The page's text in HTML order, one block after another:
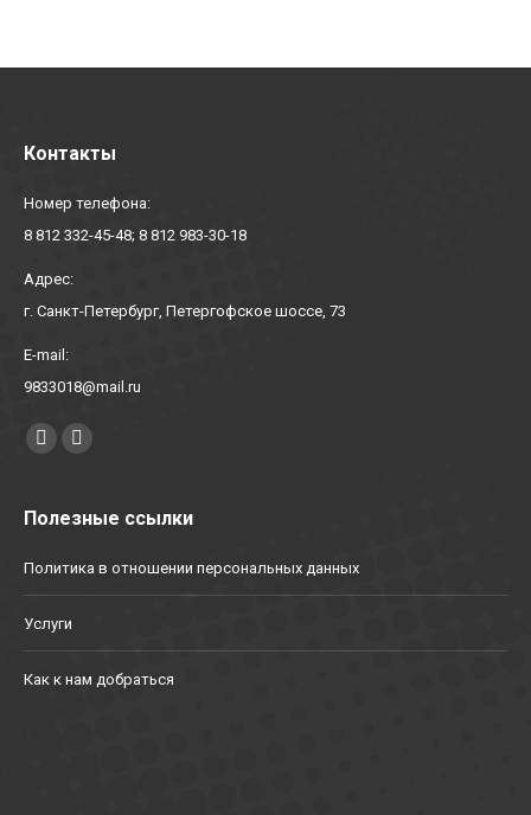
Контакты
Номер телефона:
8 812 332-45-48; 8 812 983-30-18
Адрес:
г. Санкт-Петербург, Петергофское шоссе, 73
E-mail:
9833018@mail.ru
Найдите нас:
YouTubeВконтакте
Полезные ссылки
Политика в отношении персональных данных
Услуги
Как к нам добраться